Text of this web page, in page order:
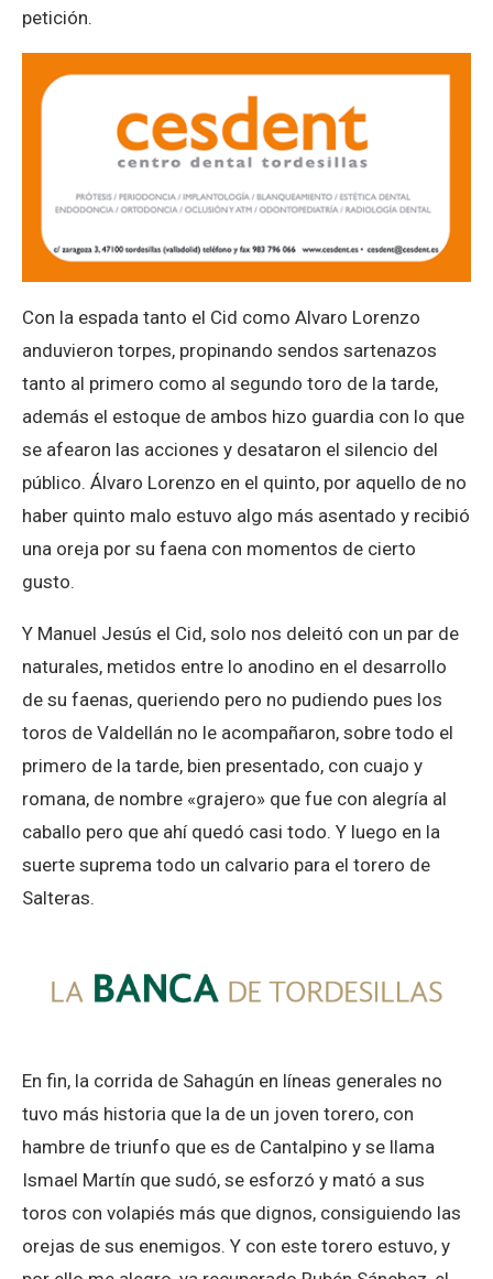
petición.
Con la espada tanto el Cid como Alvaro Lorenzo
anduvieron torpes, propinando sendos sartenazos
tanto al primero como al segundo toro de la tarde,
además el estoque de ambos hizo guardia con lo que
se afearon las acciones y desataron el silencio del
público. Álvaro Lorenzo en el quinto, por aquello de no
haber quinto malo estuvo algo más asentado y recibió
una oreja por su faena con momentos de cierto
gusto.
Y Manuel Jesús el Cid, solo nos deleitó con un par de
naturales, metidos entre lo anodino en el desarrollo
de su faenas, queriendo pero no pudiendo pues los
toros de Valdellán no le acompañaron, sobre todo el
primero de la tarde, bien presentado, con cuajo y
romana, de nombre «grajero» que fue con alegría al
caballo pero que ahí quedó casi todo. Y luego en la
suerte suprema todo un calvario para el torero de
Salteras.
En fin, la corrida de Sahagún en líneas generales no
tuvo más historia que la de un joven torero, con
hambre de triunfo que es de Cantalpino y se llama
Ismael Martín que sudó, se esforzó y mató a sus
toros con volapiés más que dignos, consiguiendo las
orejas de sus enemigos. Y con este torero estuvo, y